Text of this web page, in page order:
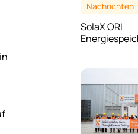
Nachrichten
SolaX ORI